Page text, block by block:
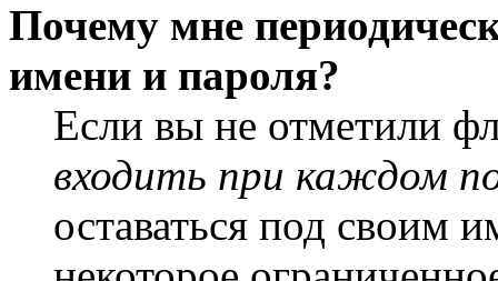
Почему мне
имени и пароля?
Если вы не отметили
входить при каждом
оставаться под своим